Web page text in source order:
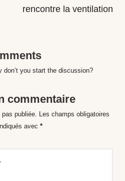
rencontre la ventilation
don’t you start the discussion?
commentaire
publiée. Les champs obligatoires
avec *